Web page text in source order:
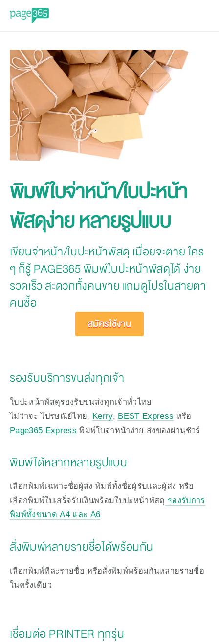
พิมพ์ใบจ่าหน้า/ใบปะหน้า
พัสดุง่าย หลายรูปแบบ
เขียนจ่าหน้า/ใบปะหน้าพัสดุ เมื่อยจะตาย ใคร
ๆ ก็รู้ PAGE365 พิมพ์ใบปะหน้าพัสดุได้ ง่าย
รวดเร็ว สะดวกทั้งคนขาย แถมดูโปรในสายตา
คนซื้อ
สมัครใช้งาน
รองรับบริการขนส่งทุกเจ้า
ใบปะหน้าพัสดุรองรับขนส่งทุกเจ้าทั่วไทย
ไม่ว่าจะ ไปรษณีย์ไทย, Kerry, BEST Express
Page365 Express พิมพ์ใบจ่าหน้าง่าย ส่งของผ่านชัวร์
พิมพ์ได้หลากหลายรูปแบบ
เลือกพิมพ์เฉพาะชื่อผู้ส่ง พิมพ์ทั้งชื่อผู้รับและผู้ส่ง หรือ
เลือกพิมพ์ใบเสร็จรับเงินพร้อมใบปะหน้าพัสดุ รองรับการ
พิมพ์ทั้งขนาด A4 และ A6
สั่งพิมพ์หลายรายชื่อได้พร้อมกัน
เลือกพิมพ์ทีละรายชื่อ หรือสั่งพิมพ์พร้อมกันหลายรายชื่อ
ในครั้งเดียว
เชื่อมต่อ PRINTER ทุกรุ่น